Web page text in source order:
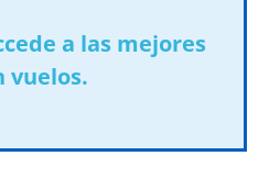
a las mejores
vuelos.